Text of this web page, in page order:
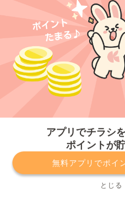
アプリでチラシ
ポイントが
無料アプリでポイ
とじる
今すぐアプリをダ
プライバシーポリシー 利
サービスに関してのお問い合わせ